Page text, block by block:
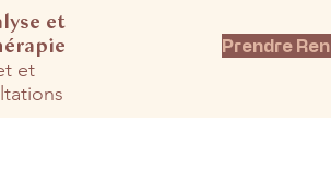
et
et
Prendre